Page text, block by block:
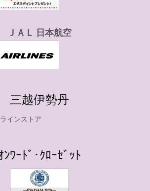
ＪＡＬ 日本航空
三越伊勢丹
ﾝﾜｰﾄﾞ･ｸﾛｰｾﾞｯﾄ